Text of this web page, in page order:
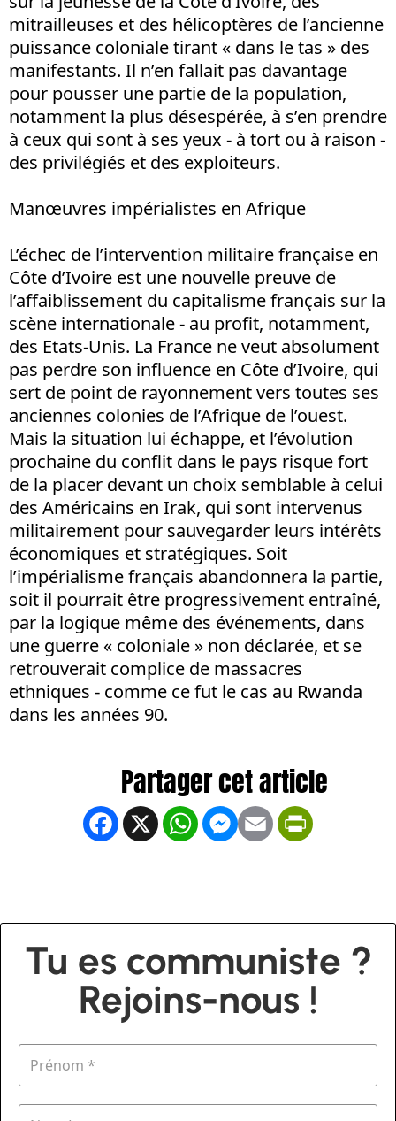
mitrailleuses et des hélicoptères de l’ancienne
puissance coloniale tirant « dans le tas » des
manifestants. Il n’en fallait pas davantage
pour pousser une partie de la population,
notamment la plus désespérée, à s’en prendre
à ceux qui sont à ses yeux - à tort ou à raison -
des privilégiés et des exploiteurs.
Manœuvres impérialistes en Afrique
L’échec de l’intervention militaire française en
Côte d’Ivoire est une nouvelle preuve de
l’affaiblissement du capitalisme français sur la
scène internationale - au profit, notamment,
des Etats-Unis. La France ne veut absolument
pas perdre son influence en Côte d’Ivoire, qui
sert de point de rayonnement vers toutes ses
anciennes colonies de l’Afrique de l’ouest.
Mais la situation lui échappe, et l’évolution
prochaine du conflit dans le pays risque fort
de la placer devant un choix semblable à celui
des Américains en Irak, qui sont intervenus
militairement pour sauvegarder leurs intérêts
économiques et stratégiques. Soit
l’impérialisme français abandonnera la partie,
soit il pourrait être progressivement entraîné,
par la logique même des événements, dans
une guerre « coloniale » non déclarée, et se
retrouverait complice de massacres
ethniques - comme ce fut le cas au Rwanda
dans les années 90.
Facebook
X WhatsApp
Messenger
Email
Tu es communiste ?
Rejoins-nous !